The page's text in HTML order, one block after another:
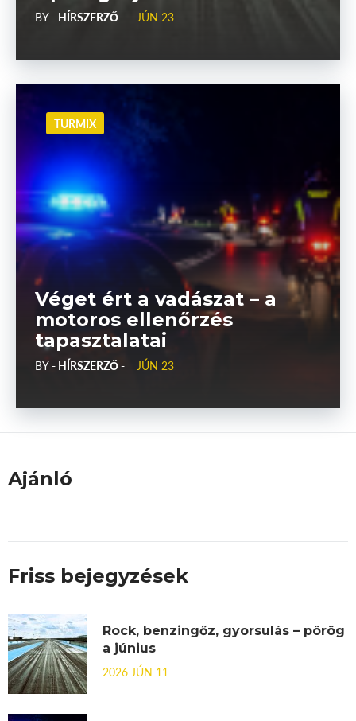
BY- HÍRSZERZŐ - JÚN 23
TURMIX
Véget ért a vadászat – a
motoros ellenőrzés
tapasztalatai
BY- HÍRSZERZŐ - JÚN 23
Ajánló
Friss bejegyzések
Rock, benzingőz, gyorsulás – pörög
a június
2026 JÚN 11